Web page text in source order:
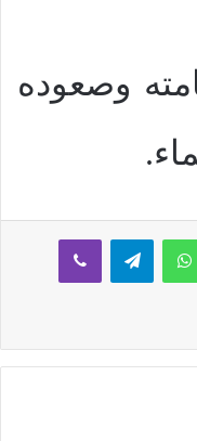
وصعوده
واتساب تيلقرام ڤايبر